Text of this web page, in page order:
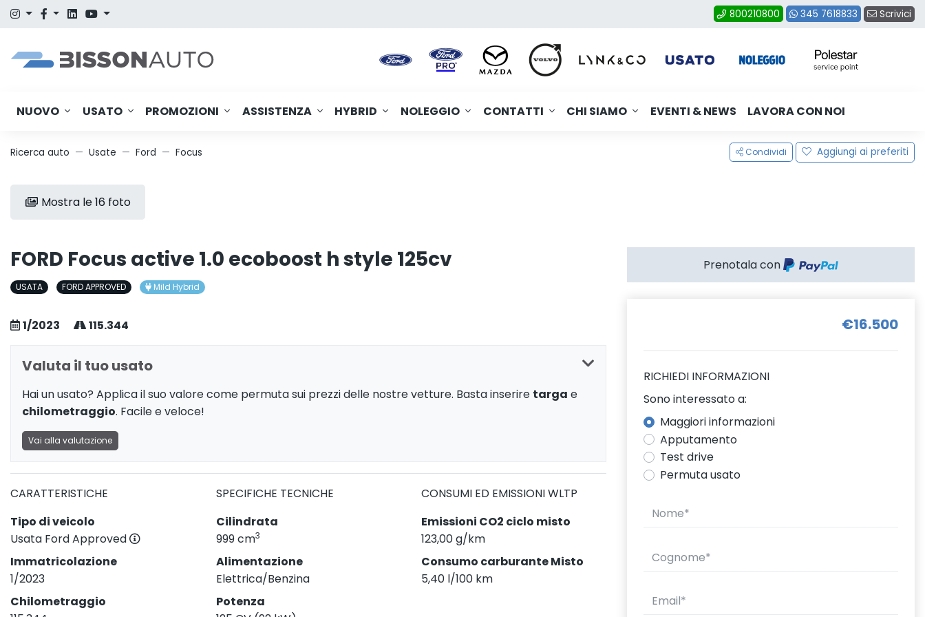
800210800 345 7618833 Scrivici
NUOVO USATO PROMOZIONI ASSISTENZA HYBRID NOLEGGIO CONTATTI CHI SIAMO EVENTI & NEWS LAVORA CON NOI
Ricerca auto Usate Ford Focus Condividi Aggiungi ai preferiti
Mostra le 16 foto
FORD Focus active 1.0 ecoboost h style 125cv
USATA FORD APPROVED Mild Hybrid
1/2023 115.344
Valuta il tuo usato
Hai un usato? Applica il suo valore come permuta sui prezzi delle nostre vetture. Basta inserire targa e
chilometraggio. Facile e veloce!
Vai alla valutazione
CARATTERISTICHE
Tipo di veicolo
Usata Ford Approved
Immatricolazione
1/2023
Chilometraggio
SPECIFICHE TECNICHE
Cilindrata
999 cm3
Alimentazione
Elettrica/Benzina
Potenza
CONSUMI ED EMISSIONI WLTP
Emissioni CO2 ciclo misto
123,00 g/km
Consumo carburante Misto
5,40 l/100 km
Prenotala con
€16.500
RICHIEDI INFORMAZIONI
Sono interessato a:
Maggiori informazioni
Apputamento
Test drive
Permuta usato